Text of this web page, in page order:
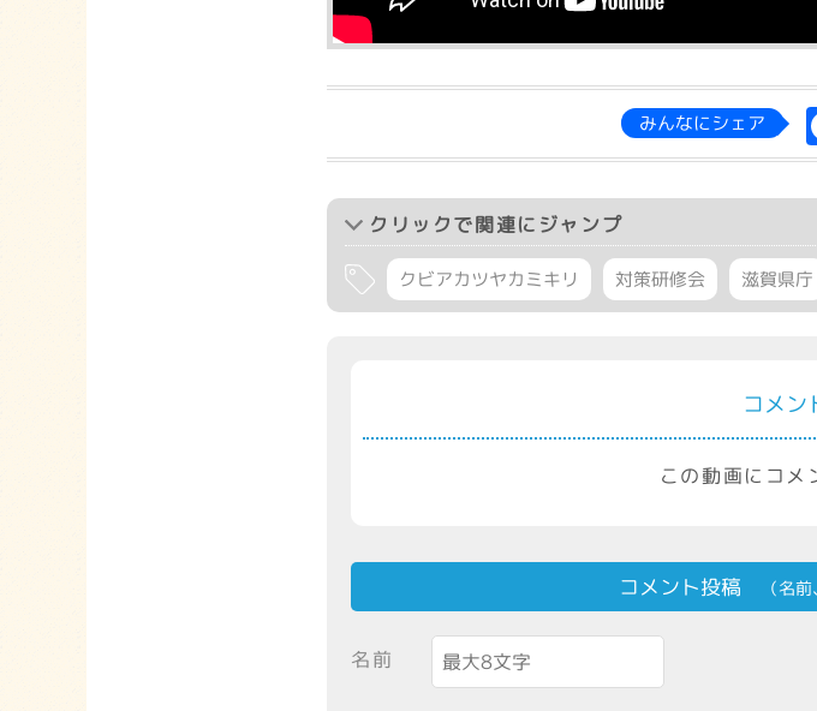
みんなにシェア
クリックで関連にジャンプ
クビアカツヤカミキリ 対策研修会 滋賀県庁
コメン
この動画にコメ
コメント投稿 （名
名前